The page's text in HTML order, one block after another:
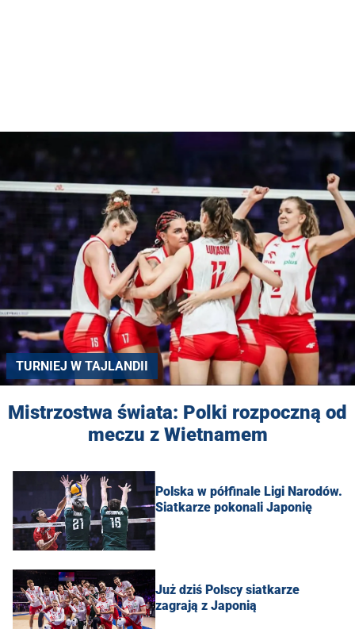
TURNIEJ W TAJLANDII
Mistrzostwa świata: Polki rozpoczną od
meczu z Wietnamem
Polska w półfinale Ligi Narodów.
Siatkarze pokonali Japonię
Już dziś Polscy siatkarze
zagrają z Japonią